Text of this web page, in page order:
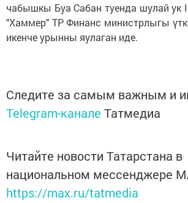
чабышкы Буа Сабан туенда шулай ук
"Хаммер" ТР Финанс министрлыгы
икенче урынны яулаган иде.
Следите за самым важным и
Telegram-канале Татмедиа
Читайте новости Татарстана в
национальном мессенджере
https://max.ru/tatmedia